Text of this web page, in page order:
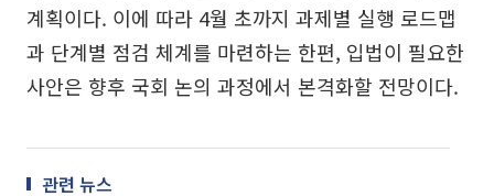
계획이다. 이에 따라 4월 초까지 과제별 실행 로드맵
과 단계별 점검 체계를 마련하는 한편, 입법이 필요한
사안은 향후 국회 논의 과정에서 본격화할 전망이다.
관련 뉴스